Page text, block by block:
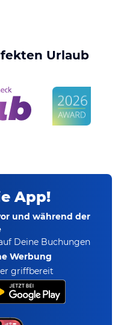
Urlaub
App!
und während der
Deine Buchungen
Werbung
griffbereit